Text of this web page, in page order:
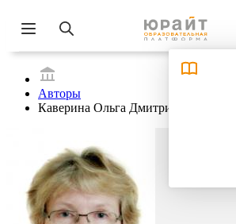
Авторы
Каверина Ольга Дмитриевна